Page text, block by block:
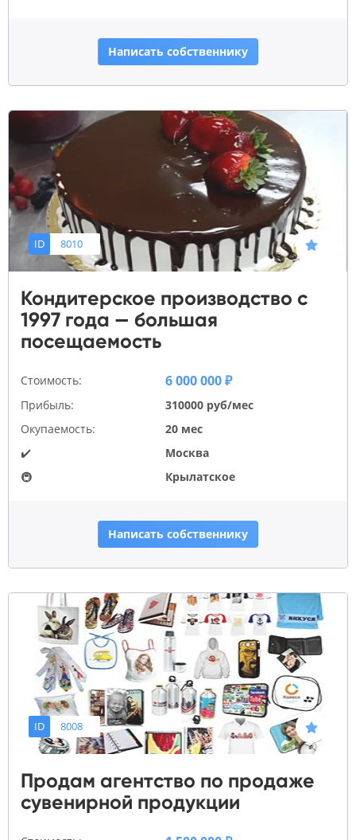
Написать собственнику
ID 8010
Кондитерское производство с
1997 года — большая
посещаемость
Стоимость: 6 000 000 ₽
Прибыль:
310000 руб/мес
Окупаемость:
20 мес
✔️
Москва
🚇
Крылатское
Написать собственнику
ID 8008
Продам агентство по продаже
сувенирной продукции